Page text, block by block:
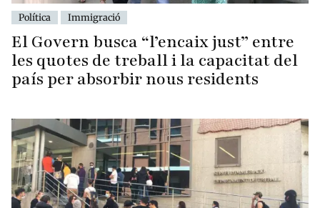
Política Immigració
El Govern busca “l’encaix just” entre
les quotes de treball i la capacitat del
país per absorbir nous residents